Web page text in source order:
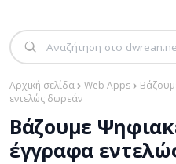
Αρχική σελίδα Web Apps
εντελώς δωρεάν
Βάζουμε
έγγραφα